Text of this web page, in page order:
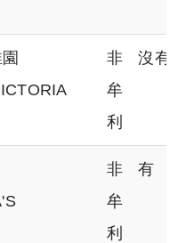
非
牟
利
沒有
非
牟
利
有